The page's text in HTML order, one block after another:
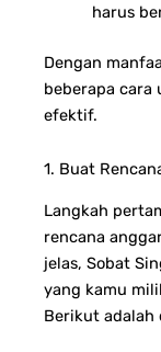
harus
Dengan
beberapa cara
efektif.
1. Buat
Langkah
rencana
jelas, Sobat
yang kamu
Berikut adalah